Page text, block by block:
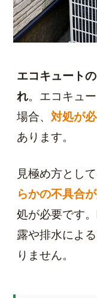
エコキュート
れ。エコキュ
場合、 対処が
あります。
見極め方として
らかの不具合
処が必要です
露や排水によ
りません。